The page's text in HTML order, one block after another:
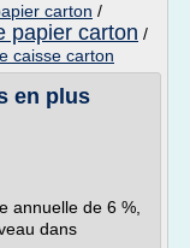
carton /
papier carton /
caisse carton
en plus
annuelle de 6 %,
dans